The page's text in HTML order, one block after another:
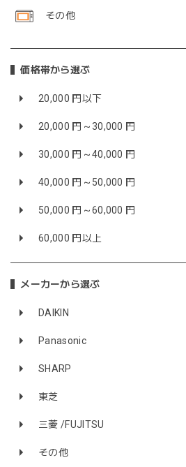
その他
価格帯から選ぶ
20,000 円以下
20,000 円～30,000 円
30,000 円～40,000 円
40,000 円～50,000 円
50,000 円～60,000 円
60,000 円以上
メーカーから選ぶ
DAIKIN
Panasonic
SHARP
東芝
三菱 /FUJITSU
その他